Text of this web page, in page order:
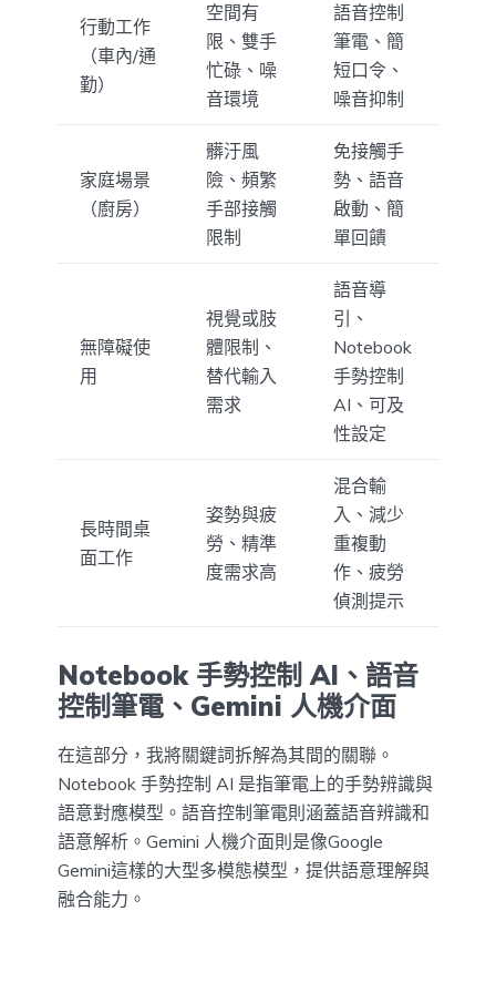
行動工作
（車內/通
勤）
空間有
限、雙手
忙碌、噪
音環境
語音控制
筆電、簡
短口令、
噪音抑制
家庭場景
（廚房）
髒汙風
險、頻繁
手部接觸
限制
免接觸手
勢、語音
啟動、簡
單回饋
無障礙使
用
視覺或肢
體限制、
替代輸入
需求
語音導
引、
Notebook
手勢控制
AI、可及
性設定
長時間桌
面工作
姿勢與疲
勞、精準
度需求高
混合輸
入、減少
重複動
作、疲勞
偵測提示
Notebook 手勢控制 AI、語音
控制筆電、Gemini 人機介面
在這部分，我將關鍵詞拆解為其間的關聯。
Notebook 手勢控制 AI 是指筆電上的手勢辨識與
語意對應模型。語音控制筆電則涵蓋語音辨識和
語意解析。Gemini 人機介面則是像Google
Gemini這樣的大型多模態模型，提供語意理解與
融合能力。